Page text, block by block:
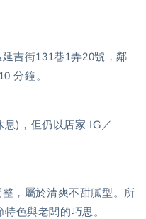
吉街131巷1弄20號，鄰
分鐘。
)，但仍以店家 IG／
，屬於清爽不甜膩型。所
色與老闆的巧思。